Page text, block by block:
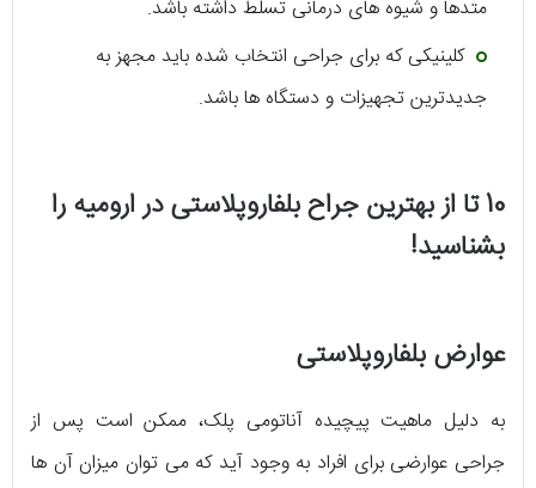
متدها و شیوه های درمانی تسلط داشته باشد.
کلینیکی که برای جراحی انتخاب شده باید مجهز به
جدیدترین تجهیزات و دستگاه ها باشد.
10 تا از بهترین جراح بلفاروپلاستی در ارومیه را
بشناسید!
عوارض بلفاروپلاستی
به دلیل ماهیت پیچیده آناتومی پلک، ممکن است پس از
جراحی عوارضی برای افراد به وجود آید که می توان میزان آن ها